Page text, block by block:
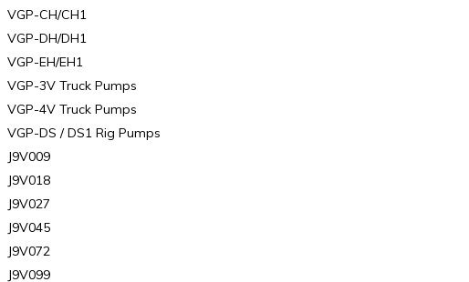
VGP-CH/CH1
VGP-DH/DH1
VGP-EH/EH1
VGP-3V Truck Pumps
VGP-4V Truck Pumps
VGP-DS / DS1 Rig Pumps
J9V009
J9V018
J9V027
J9V045
J9V072
J9V099